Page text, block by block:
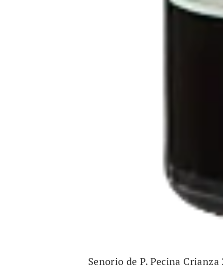
Senorio de P. Pecina Crianza